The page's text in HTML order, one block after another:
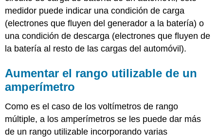
medidor puede indicar una condición de carga
(electrones que fluyen del generador a la batería) o
una condición de descarga (electrones que fluyen de
la batería al resto de las cargas del automóvil).
Aumentar el rango utilizable de un
amperímetro
Como es el caso de los voltímetros de rango
múltiple, a los amperímetros se les puede dar más
de un rango utilizable incorporando varias